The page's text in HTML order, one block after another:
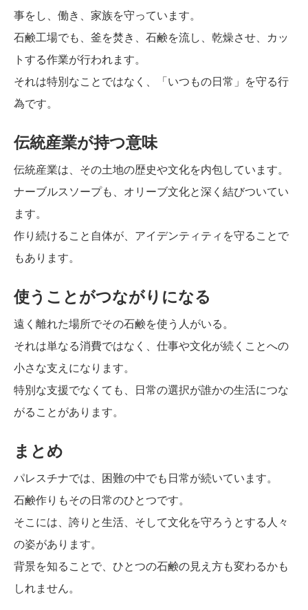
事をし、働き、家族を守っています。
石鹸工場でも、釜を焚き、石鹸を流し、乾燥させ、カッ
トする作業が行われます。
それは特別なことではなく、「いつもの日常」を守る行
為です。
伝統産業が持つ意味
伝統産業は、その土地の歴史や文化を内包しています。
ナーブルスソープも、オリーブ文化と深く結びついてい
ます。
作り続けること自体が、アイデンティティを守ることで
もあります。
使うことがつながりになる
遠く離れた場所でその石鹸を使う人がいる。
それは単なる消費ではなく、仕事や文化が続くことへの
小さな支えになります。
特別な支援でなくても、日常の選択が誰かの生活につな
がることがあります。
まとめ
パレスチナでは、困難の中でも日常が続いています。
石鹸作りもその日常のひとつです。
そこには、誇りと生活、そして文化を守ろうとする人々
の姿があります。
背景を知ることで、ひとつの石鹸の見え方も変わるかも
しれません。